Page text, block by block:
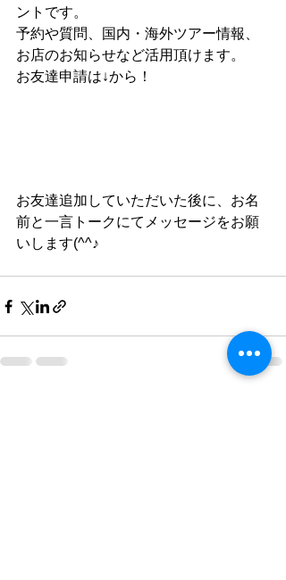
ントです。
予約や質問、国内・海外ツアー情報、
お店のお知らせなど活用頂けます。
お友達申請は↓から！
お友達追加していただいた後に、お名
前と一言トークにてメッセージをお願
いします(^^♪